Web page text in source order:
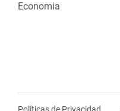
Economia